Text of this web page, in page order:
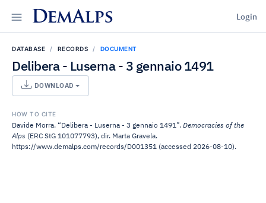
DemAlps Login
DATABASE RECORDS DOCUMENT
Delibera - Luserna - 3 gennaio 1491
DOWNLOAD
HOW TO CITE
Davide Morra. “Delibera - Luserna - 3 gennaio 1491”. Democracies of the
Alps (ERC StG 101077793), dir. Marta Gravela.
https://www.demalps.com/records/D001351 (accessed 2026-08-10).